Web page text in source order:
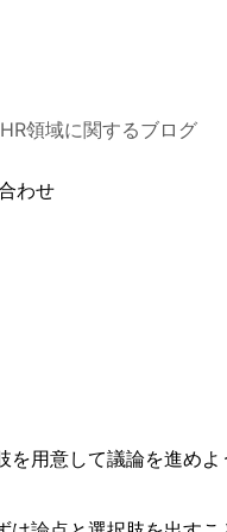
領域に関するブログ
わせ
用意して議論を進めよ